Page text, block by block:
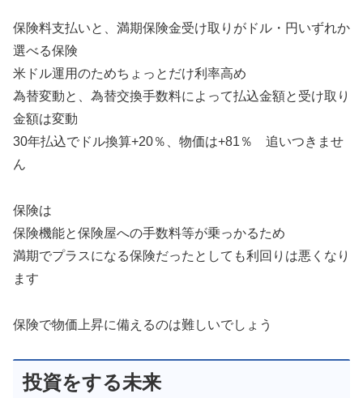
保険料支払いと、満期保険金受け取りがドル・円いずれか
選べる保険
米ドル運用のためちょっとだけ利率高め
為替変動と、為替交換手数料によって払込金額と受け取り
金額は変動
30年払込でドル換算+20％、物価は+81％ 追いつきませ
ん
保険は
保険機能と保険屋への手数料等が乗っかるため
満期でプラスになる保険だったとしても利回りは悪くなり
ます
保険で物価上昇に備えるのは難しいでしょう
投資をする未来